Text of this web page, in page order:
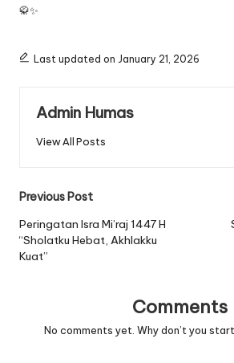
🥋✨
Last updated on January 21, 2026
Admin Humas
View All Posts
Post
navigation
Previous Post
Peringatan Isra Mi’raj 1447 H
“Sholatku Hebat, Akhlakku
Kuat”
Comments
No comments yet. Why don’t you